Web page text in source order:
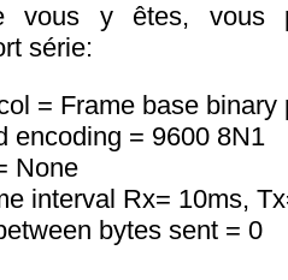
vous y êtes, vous
série:
= Frame base binary
encoding = 9600 8N1
None
interval Rx= 10ms,
bytes sent = 0